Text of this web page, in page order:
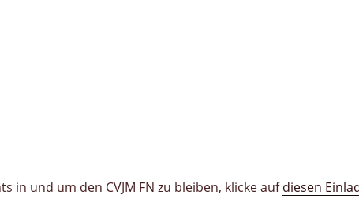
in und um den CVJM FN zu bleiben, klicke aufdiesen